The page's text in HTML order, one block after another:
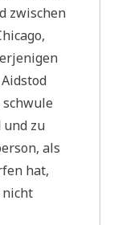
zwischen
und zu
als
hat,
nicht